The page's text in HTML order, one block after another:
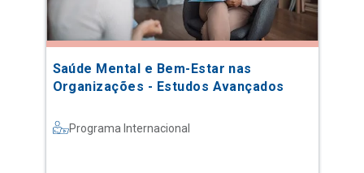
Saúde Mental e Bem-Estar nas
Organizações - Estudos Avançados
Programa Internacional